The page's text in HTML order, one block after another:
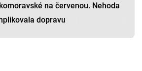
na červenou. Nehoda
dopravu